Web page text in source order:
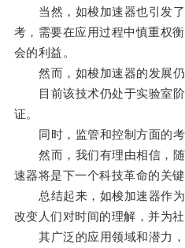
当然，如梭加速器也引发了
考，需要在应用过程中慎重权
会的利益。
然而，如梭加速器的发展仍
目前该技术仍处于实验室阶
证。
同时，监管和控制方面的考
然而，我们有理由相信，随
速器将是下一个科技革命的关键
总结起来，如梭加速器作为
改变人们对时间的理解，并为
其广泛的应用领域和潜力，